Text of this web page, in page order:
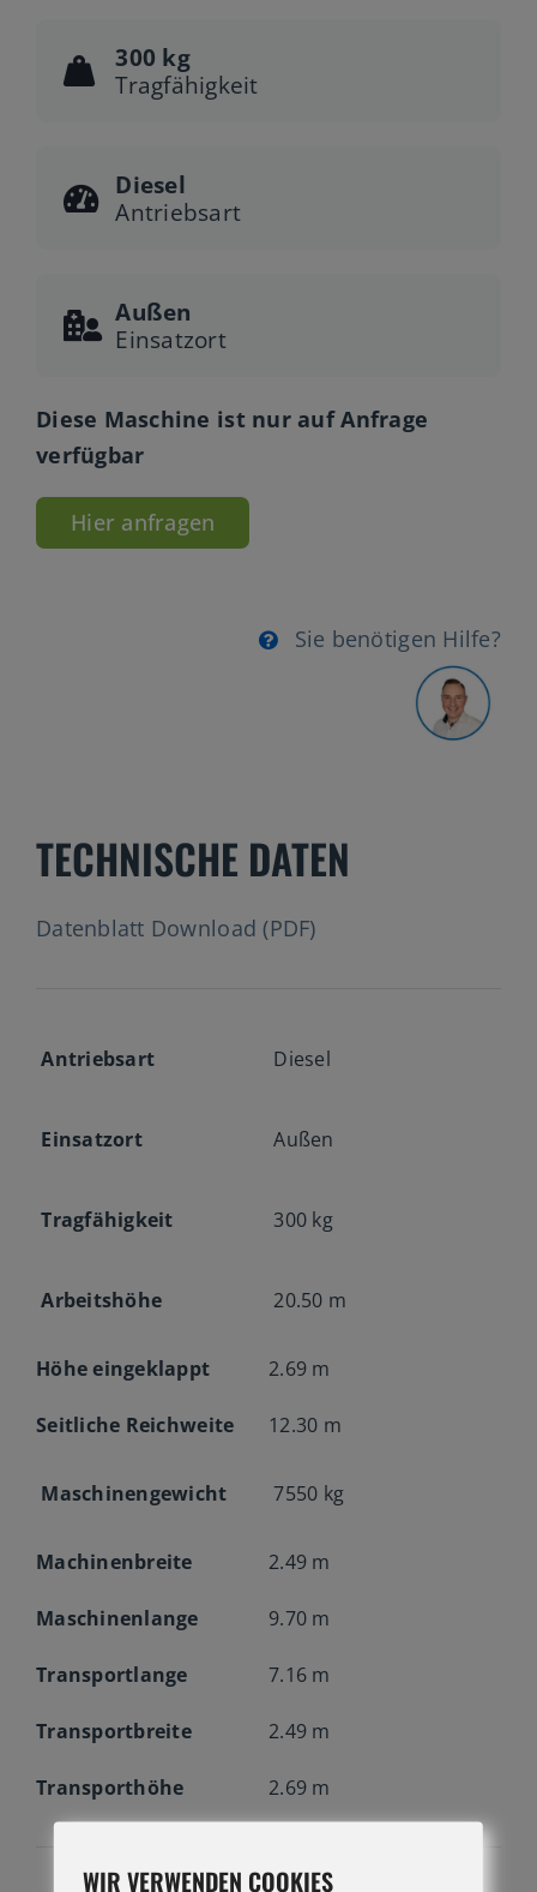
300 kg
Tragfähigkeit
Diesel
Antriebsart
Außen
Einsatzort
Diese Maschine ist nur auf Anfrage
verfügbar
Hier anfragen
Sie benötigen Hilfe?
TECHNISCHE DATEN
Datenblatt Download (PDF)
Antriebsart Diesel
Einsatzort Außen
Tragfähigkeit 300 kg
Arbeitshöhe 20.50 m
Höhe eingeklappt 2.69 m
Seitliche Reichweite 12.30 m
Maschinengewicht 7550 kg
Machinenbreite 2.49 m
Maschinenlange 9.70 m
Transportlange 7.16 m
Transportbreite 2.49 m
Transporthöhe 2.69 m
WIR VERWENDEN COOKIES